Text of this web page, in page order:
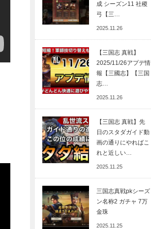
成 シーズン11 社稷
弓【三…
2025.11.26
【三国志 真戦】
2025/11/26アプデ情
報【三國志】【三国
志…
2025.11.26
【三国志 真戦】先
日のスタダガイド動
画の通りにやればこ
れと近しい…
2025.11.25
三国志真戦pkシーズ
ン名称2 ガチャ 7万
金珠
2025.11.25